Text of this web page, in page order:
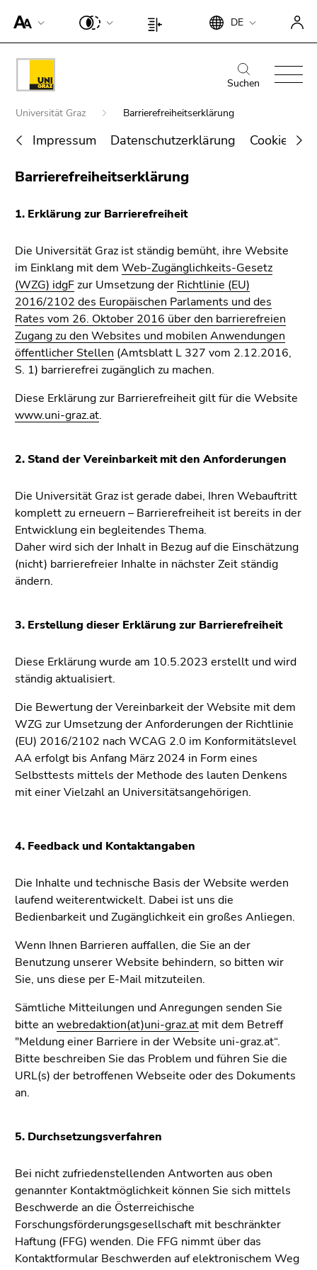
Seite
besser für
Screen-
Reader
darstellen
zu
betätigen
diesen
Um die
Darstellung
für Screen-
Reader zu
deaktivieren,
bestätigen
Sie diesen
Link.
Inhalt
(Zugriffstaste
Zur
2)
Zur
Hauptnavigation
(Zugriffstaste
3)
Zur
(Zugriffstaste
Zu
den
(Zugriffstaste
5)
Zu
den
Seiteneinstellungen
(Benutzer/Sprache)
Zur
(Zugriffstaste
9)
Beginn
des
Seitenbereichs:
Seiteneinstellungen:
DE
Ende
dieses
Seitenbereichs.
Übersicht
Beginn
Suche nach Details rund um die Uni
Ende
Übersicht
Suchen
Hauptnavigation:
Zur
Übersicht
Beginn
Seitenbereichs:
befinden
hier:
Universität Graz Barrierefreiheitserklärung
Impressum Datenschutzerklärung Cookie-
dieses
Zur
der
Seitenbereiche
Barrierefreiheitserklärung
1. Erklärung zur Barrierefreiheit
Die Universität Graz ist ständig bemüht, ihre Website
im Einklang mit dem Web-Zugänglichkeits-Gesetz
(WZG) idgFzur Umsetzung der Richtlinie (EU)
2016/2102 des Europäischen Parlaments und des
Rates vom 26. Oktober 2016 über den barrierefreien
Zugang zu den Websites und mobilen Anwendungen
öffentlicher Stellen (Amtsblatt L 327 vom 2.12.2016,
S. 1) barrierefrei zugänglich zu machen.
Diese Erklärung zur Barrierefreiheit gilt für die Website
www.uni-graz.at.
2. Stand der Vereinbarkeit mit den Anforderungen
Die Universität Graz ist gerade dabei, Ihren Webauftritt
komplett zu erneuern – Barrierefreiheit ist bereits in der
Entwicklung ein begleitendes Thema.
Daher wird sich der Inhalt in Bezug auf die Einschätzung
(nicht) barrierefreier Inhalte in nächster Zeit ständig
ändern.
3. Erstellung dieser Erklärung zur Barrierefreiheit
Diese Erklärung wurde am 10.5.2023 erstellt und wird
ständig aktualisiert.
Die Bewertung der Vereinbarkeit der Website mit dem
WZG zur Umsetzung der Anforderungen der Richtlinie
(EU) 2016/2102 nach WCAG 2.0 im Konformitätslevel
AA erfolgt bis Anfang März 2024 in Form eines
Selbsttests mittels der Methode des lauten Denkens
mit einer Vielzahl an Universitätsangehörigen.
4. Feedback und Kontaktangaben
Die Inhalte und technische Basis der Website werden
laufend weiterentwickelt. Dabei ist uns die
Bedienbarkeit und Zugänglichkeit ein großes Anliegen.
Wenn Ihnen Barrieren auffallen, die Sie an der
Benutzung unserer Website behindern, so bitten wir
Sie, uns diese per E-Mail mitzuteilen.
Sämtliche Mitteilungen und Anregungen senden Sie
bitte an webredaktion(at)uni-graz.at mit dem Betreff
"Meldung einer Barriere in der Website uni-graz.at“.
Bitte beschreiben Sie das Problem und führen Sie die
URL(s) der betroffenen Webseite oder des Dokuments
an.
5. Durchsetzungsverfahren
Bei nicht zufriedenstellenden Antworten aus oben
genannter Kontaktmöglichkeit können Sie sich mittels
Beschwerde an die Österreichische
Forschungsförderungsgesellschaft mit beschränkter
Haftung (FFG) wenden. Die FFG nimmt über das
Kontaktformular Beschwerden auf elektronischem Weg